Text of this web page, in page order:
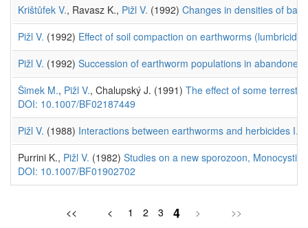
Krištůfek V., Ravasz K., Pižl V. (1992) Changes in densities of
Pižl V. (1992) Effect of soil compaction on earthworms
Pižl V. (1992) Succession of earthworm populations in abandoned
Šimek M., Pižl V., Chalupský J. (1991) The effect of some
DOI: 10.1007/BF02187449
Pižl V. (1988) Interactions between earthworms and herbicides I.
Purrini K., Pižl V. (1982) Studies on a new sporozoon,
DOI: 10.1007/BF01902702
<< < 1 2 3 4 >
>>